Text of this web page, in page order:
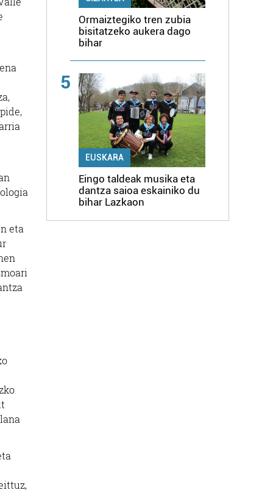
eta
Ormaiztegiko tren zubia
bisitatzeko aukera dago
bihar
5
EUSKARA
Eingo taldeak musika eta
dantza saioa eskainiko du
bihar Lazkaon